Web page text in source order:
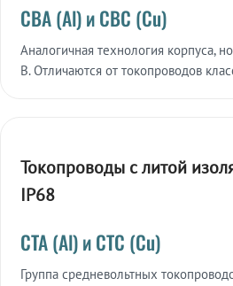
СВА (Al) и СВС (Cu)
Аналогичная технология корпуса,
В. Отличаются от токопроводов
Токопроводы с литой
IP68
СТА (Al) и СТС (Cu)
Группа средневольтных